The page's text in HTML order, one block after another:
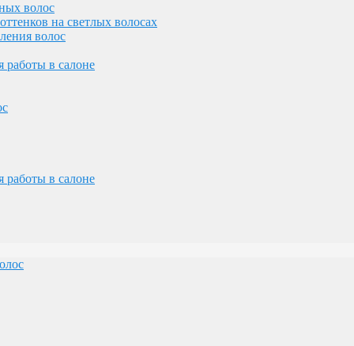
волос
на светлых волосах
волос
работы в салоне
работы в салоне